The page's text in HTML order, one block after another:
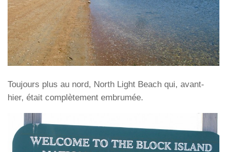
Toujours plus au nord, North Light Beach qui, avant-
hier, était complètement embrumée.